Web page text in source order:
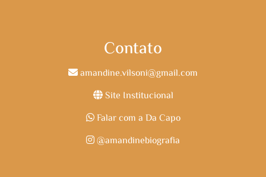
Contato
amandine.vilsoni@gmail.com
Site Institucional
Falar com a Da Capo
@amandinebiografia